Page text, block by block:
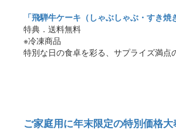
「飛騨牛ケーキ（しゃぶしゃぶ・すき焼
特典．送料無料
※冷凍商品
特別な日の食卓を彩る、サプライズ満点
ご家庭用に年末限定の特別価格大